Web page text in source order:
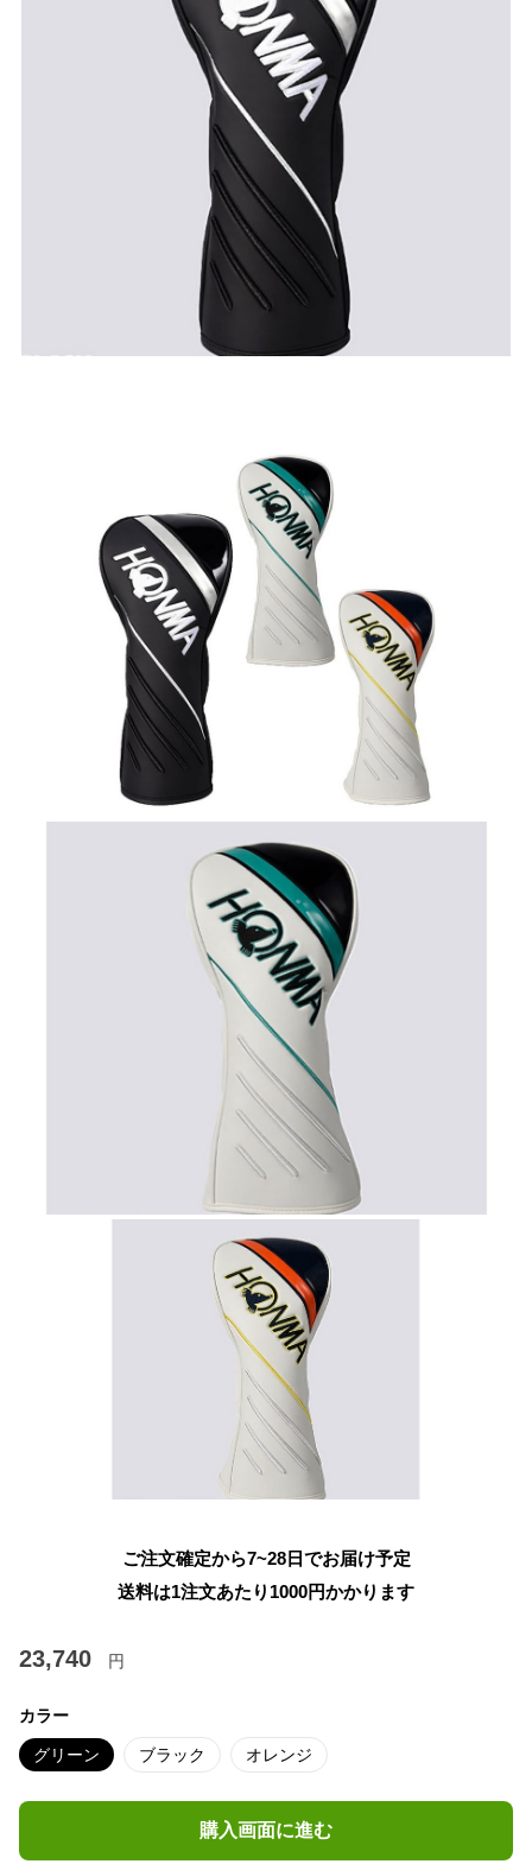
ご注文確定から7~28日でお届け予定
送料は1注文あたり 1000円かかります
23,740 円
カラー
グリーン ブラック オレンジ
購入画面に進む